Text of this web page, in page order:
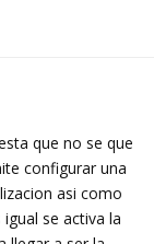
que no se que
configurar una
asi como
se activa la